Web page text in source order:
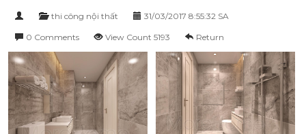
thi công nội thất 31/03/2017 8:55:32 SA
0 Comments View Count 5193 Return